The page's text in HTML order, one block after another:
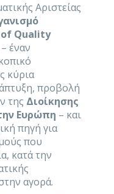
Αριστείας
of Quality
– έναν
κύρια
προβολή
της Διοίκησης
Ευρώπη – και
πηγή για
που
κατά την
αγορά.